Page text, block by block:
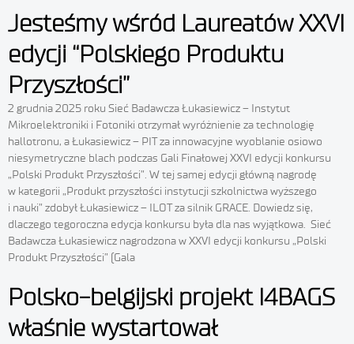
Jesteśmy wśród Laureatów XXVI
edycji “Polskiego Produktu
Przyszłości”
2 grudnia 2025 roku Sieć Badawcza Łukasiewicz – Instytut
Mikroelektroniki i Fotoniki otrzymał wyróżnienie za technologię
hallotronu, a Łukasiewicz – PIT za innowacyjne wyoblanie osiowo
niesymetryczne blach podczas Gali Finałowej XXVI edycji konkursu
„Polski Produkt Przyszłości”. W tej samej edycji główną nagrodę
w kategorii „Produkt przyszłości instytucji szkolnictwa wyższego
i nauki” zdobył Łukasiewicz – ILOT za silnik GRACE. Dowiedz się,
dlaczego tegoroczna edycja konkursu była dla nas wyjątkowa. Sieć
Badawcza Łukasiewicz nagrodzona w XXVI edycji konkursu „Polski
Produkt Przyszłości” (Gala
Polsko-belgijski projekt I4BAGS
właśnie wystartował